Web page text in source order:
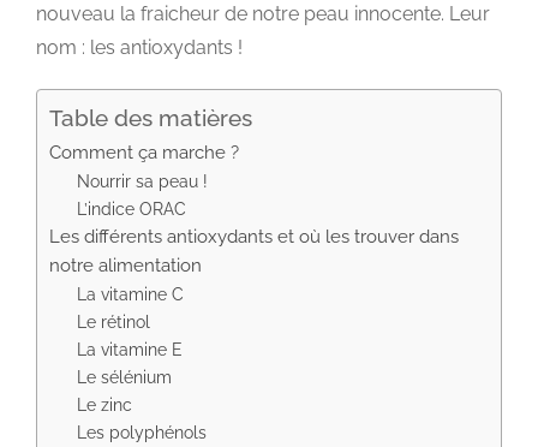
nouveau la fraicheur de notre peau innocente. Leur
nom : les antioxydants !
Table des matières
Comment ça marche ?
Nourrir sa peau !
L’indice ORAC
Les différents antioxydants et où les trouver dans
notre alimentation
La vitamine C
Le rétinol
La vitamine E
Le sélénium
Le zinc
Les polyphénols